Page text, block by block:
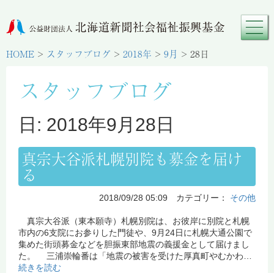
HOME > スタッフブログ > 2018年 > 9月 > 28日
スタッフブログ
日: 2018年9月28日
真宗大谷派札幌別院も募金を届け
る
2018/09/28 05:09 カテゴリー： その他
真宗大谷派（東本願寺）札幌別院は、お彼岸に別院と札幌
市内の6支院にお参りした門徒や、9月24日に札幌大通公園で
集めた街頭募金などを胆振東部地震の義援金として届けまし
た。 三浦崇輪番は「地震の被害を受けた厚真町やむかわ…
続きを読む